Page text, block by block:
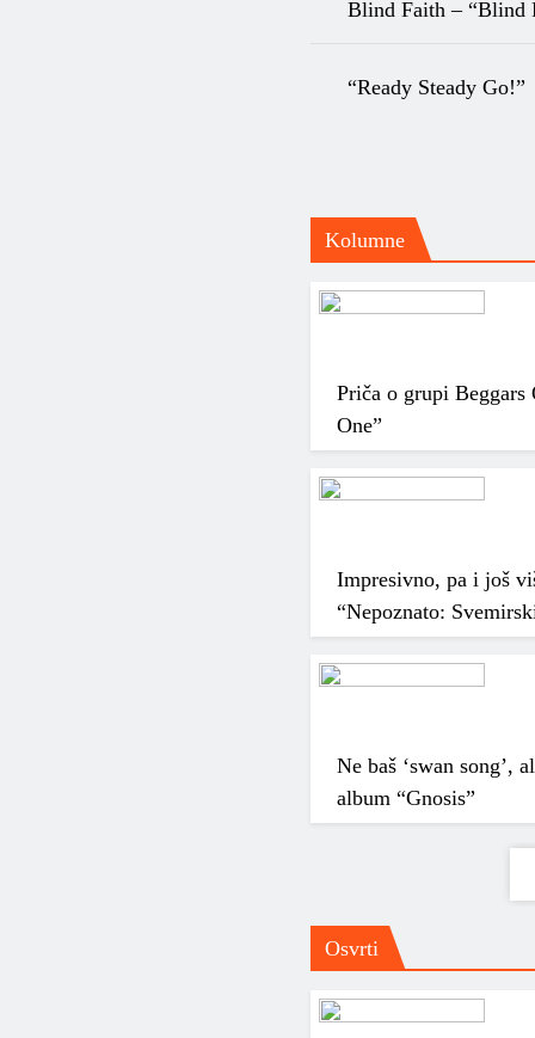
Blind Faith – “Blind
“Ready Steady Go!”
Kolumne
Priča o grupi
One”
Impresivno, pa i još
“Nepoznato:
Ne baš ‘swan
album “Gnosis”
Osvrti